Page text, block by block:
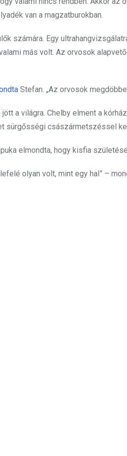
van a magzatburokban.
számára. Egy
más volt. Az orvosok
Stefan. „Az orvosok
a világra. Chelby elment a
sürgősségi császármetszéssel
elmondta, hogy kisfia
olyan volt, mint egy hal” –